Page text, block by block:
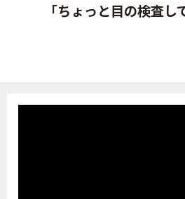
「ちょっと目の検査し